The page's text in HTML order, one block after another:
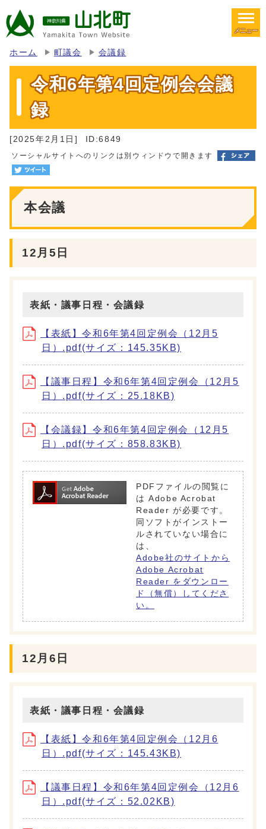
メニュー
ホーム 町議会 会議録
令和6年第4回定例会会議
録
[2025年2月1日] ID:6849
ソーシャルサイトへのリンクは別ウィンドウで開きます
本会議
12月5日
表紙・議事日程・会議録
【表紙】令和6年第4回定例会（12月5
日）.pdf(サイズ：145.35KB)
【議事日程】令和6年第4回定例会（12月5
日）.pdf(サイズ：25.18KB)
【会議録】令和6年第4回定例会（12月5
日）.pdf(サイズ：858.83KB)
PDFファイルの閲覧に
は Adobe Acrobat
Reader が必要です。
同ソフトがインストー
ルされていない場合に
は、
Adobe社のサイトから
Adobe Acrobat
Reader をダウンロー
ド（無償）してくださ
い。
12月6日
表紙・議事日程・会議録
【表紙】令和6年第4回定例会（12月6
日）.pdf(サイズ：145.43KB)
【議事日程】令和6年第4回定例会（12月6
日）.pdf(サイズ：52.02KB)